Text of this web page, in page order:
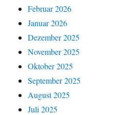
Februar 2026
Januar 2026
Dezember 2025
November 2025
Oktober 2025
September 2025
August 2025
Juli 2025